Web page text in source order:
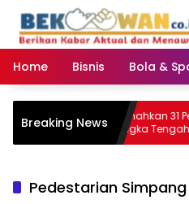
konten
Home
Bisnis Bola &
Breaking NewsMusnahkan 31 Perkara
Bangka Tengah
Berantas Kejahatan
Pedestarian